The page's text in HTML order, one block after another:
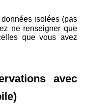
isolées (pas
ne renseigner que
que vous avez
avec